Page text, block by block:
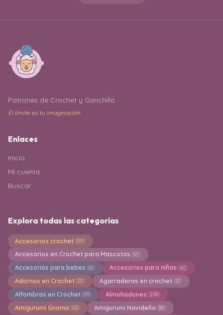
Patrones de Crochet y Ganchillo
El límite es tu imaginación
Enlaces
Inicio
Mi cuenta
Buscar
Explora todas las categorías
Accesorios crochet 319
Accesorios en Crochet para Mascotas 57
Accesorios para bebes 61 Accesorios para niñas 60
Adornos en Crochet 20 Agarraderas en crochet 21
Alfombras en Crochet 99 Almohadones 248
Amigurumi Gnomo 20 Amigurumi Navideño 80